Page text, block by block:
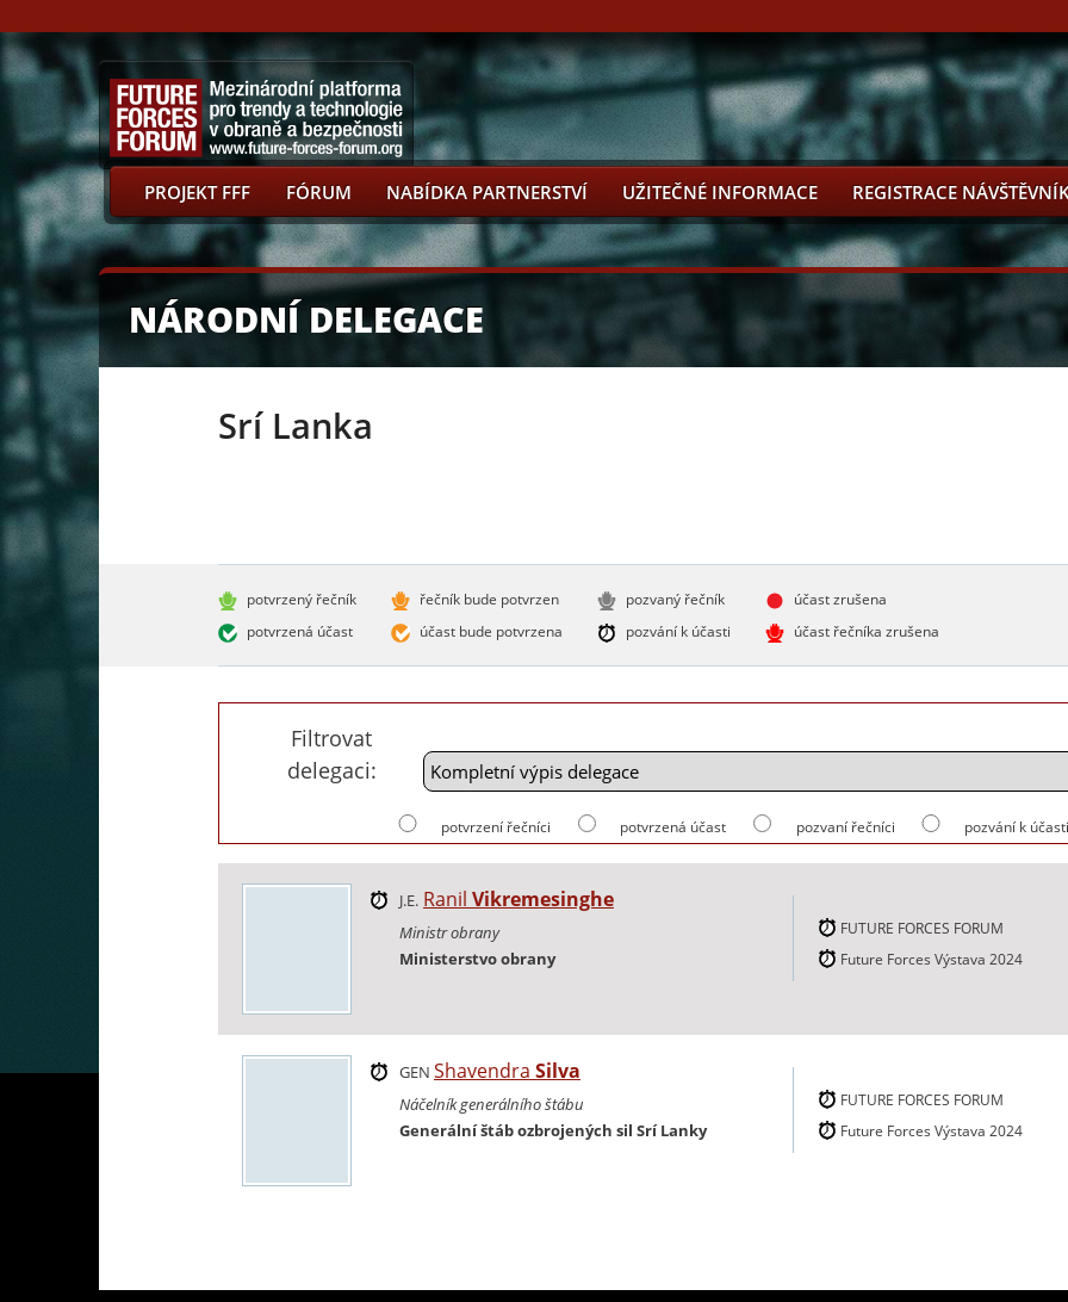
PROJEKT FFF FÓRUM NABÍDKA PARTNERSTVÍ UŽITEČNÉ INFORMACE REGISTRACE
NÁRODNÍ DELEGACE
Srí Lanka
potvrzený řečník
potvrzená účast
řečník bude potvrzen
účast bude potvrzena
pozvaný řečník
pozvání k účasti
účast zrušena
účast řečníka zrušena
Filtrovat
delegaci:
potvrzení řečníci potvrzená účast pozvaní řečníci pozvání k
J.E. Ranil Vikremesinghe
Ministr obrany
Ministerstvo obrany
FUTURE FORCES FORUM
Future Forces Výstava 2024
GEN Shavendra Silva
Náčelník generálního štábu
Generální štáb ozbrojených sil Srí Lanky
FUTURE FORCES FORUM
Future Forces Výstava 2024